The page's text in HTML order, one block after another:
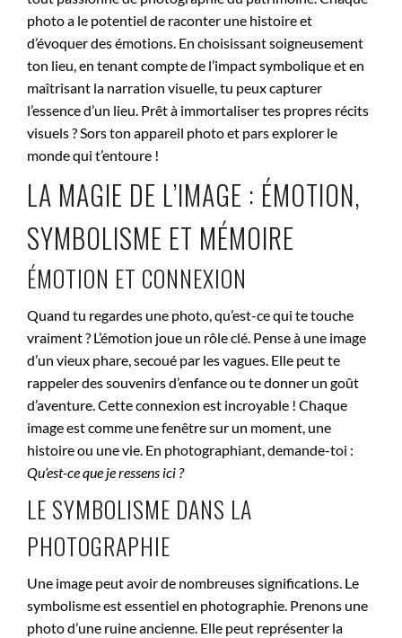
photo a le potentiel de raconter une histoire et
d’évoquer des émotions. En choisissant soigneusement
ton lieu, en tenant compte de l’impact symbolique et en
maîtrisant la narration visuelle, tu peux capturer
l’essence d’un lieu. Prêt à immortaliser tes propres récits
visuels ? Sors ton appareil photo et pars explorer le
monde qui t’entoure !
LA MAGIE DE L’IMAGE : ÉMOTION,
SYMBOLISME ET MÉMOIRE
ÉMOTION ET CONNEXION
Quand tu regardes une photo, qu’est-ce qui te touche
vraiment ? L’émotion joue un rôle clé. Pense à une image
d’un vieux phare, secoué par les vagues. Elle peut te
rappeler des souvenirs d’enfance ou te donner un goût
d’aventure. Cette connexion est incroyable ! Chaque
image est comme une fenêtre sur un moment, une
histoire ou une vie. En photographiant, demande-toi :
Qu’est-ce que je ressens ici ?
LE SYMBOLISME DANS LA
PHOTOGRAPHIE
Une image peut avoir de nombreuses significations. Le
symbolisme est essentiel en photographie. Prenons une
photo d’une ruine ancienne. Elle peut représenter la